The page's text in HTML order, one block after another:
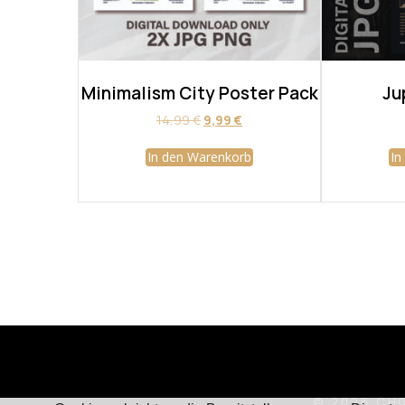
Minimalism City Poster Pack
14,99€ Ursprünglicher
war:
9,99 €
ist:
In den Warenkorb In
© 2026